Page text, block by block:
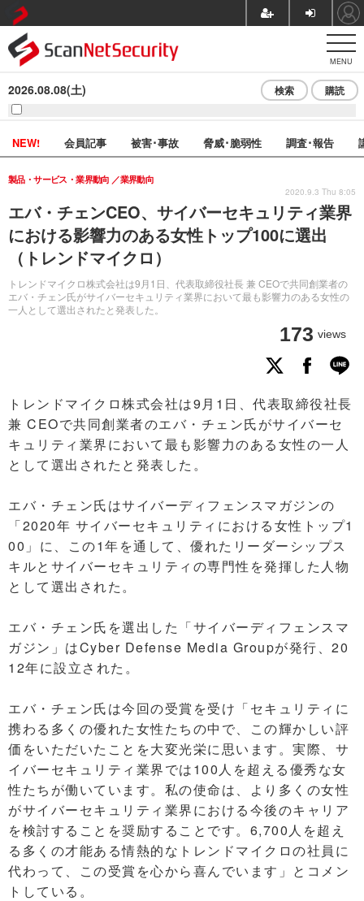
MENU
2026.08.08(土) 検索 購読
NEW! 会員記事 被害･事故 脅威･脆弱性 調査･報告
エバ・チェンCEO、サイバーセキュリティ業界
における影響力のある女性トップ100に選出
（トレンドマイクロ）
トレンドマイクロ株式会社は9月1日、代表取締役社長 兼 CEOで共同創業者の
エバ・チェン氏がサイバーセキュリティ業界において最も影響力のある女性の
一人として選出されたと発表した。
製品・サービス・業界動向 業界動向
173 views
2020.9.3 Thu 8:05
トレンドマイクロ株式会社は9月1日、代表取締役社長
兼 CEOで共同創業者のエバ・チェン氏がサイバーセ
キュリティ業界において最も影響力のある女性の一人
として選出されたと発表した。
エバ・チェン氏はサイバーディフェンスマガジンの
「2020年 サイバーセキュリティにおける女性トップ1
00」に、この1年を通して、優れたリーダーシップス
キルとサイバーセキュリティの専門性を発揮した人物
として選出された。
エバ・チェン氏を選出した「サイバーディフェンスマ
ガジン」はCyber Defense Media Groupが発行、20
12年に設立された。
エバ・チェン氏は今回の受賞を受け「セキュリティに
携わる多くの優れた女性たちの中で、この輝かしい評
価をいただいたことを大変光栄に思います。実際、サ
イバーセキュリティ業界では100人を超える優秀な女
性たちが働いています。私の使命は、より多くの女性
がサイバーセキュリティ業界における今後のキャリア
を検討することを奨励することです。6,700人を超え
る多くの才能ある情熱的なトレンドマイクロの社員に
代わって、この受賞を心から喜んでいます」とコメン
トしている。